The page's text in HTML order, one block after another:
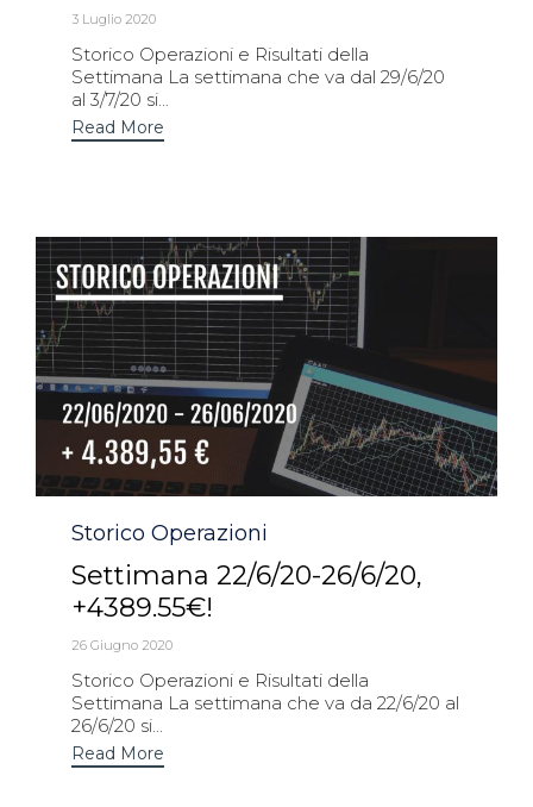
3 Luglio 2020
Storico Operazioni e Risultati della
Settimana La settimana che va dal 29/6/20
al 3/7/20 si...
Read More
Category
Storico Operazioni
Settimana 22/6/20-26/6/20,
+4389.55€!
26 Giugno 2020
Storico Operazioni e Risultati della
Settimana La settimana che va da 22/6/20 al
26/6/20 si...
Read More